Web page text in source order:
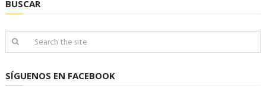
BUSCAR
SÍGUENOS EN FACEBOOK